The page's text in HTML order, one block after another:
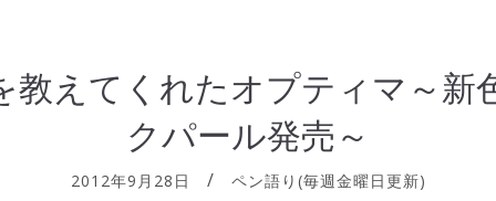
教えてくれたオプティマ～新
クパール発売～
2012年9月28日 ペン語り(毎週金曜日更新)